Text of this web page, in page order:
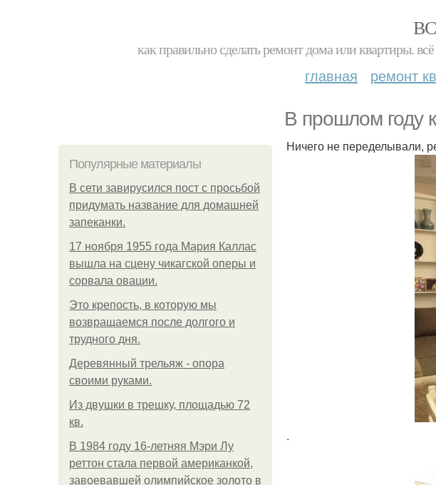
как правильно сделать ремонт дома или квартиры.
главная ремонт
В прошлом году
Популярные материалы
В сети завирусился пост с просьбой
придумать название для домашней
запеканки.
17 ноября 1955 года Мария Каллас
вышла на сцену чикагской оперы и
сорвала овации.
Это крепость, в которую мы
возвращаемся после долгого и
трудного дня.
Деревянный трельяж - опора
своими руками.
Из двушки в трешку, площадью 72
кв.
В 1984 году 16-летняя Мэри Лу
реттон стала первой американкой,
завоевавшей олимпийское золото в
Ничего не переделывали,
.